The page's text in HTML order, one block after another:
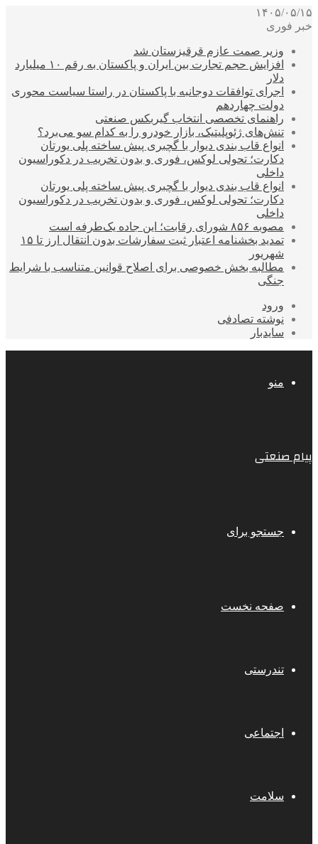
۱۴۰۵/۰۵/۱۵
خبر فوری
وزیر صمت عازم قرقیزستان شد
افزایش حجم تجارت بین ایران و پاکستان به رقم ۱۰ میلیارد
دلار
اجرای توافقات دوجانبه با پاکستان در راستا سیاست محوری
دولت چهاردهم
راهنمای تخصصی انتخاب گیربکس صنعتی
تنش‌های ژئوپلیتیک، بازار خودرو را به کدام سو می‌برد؟
انواع قاب بندی دیوار با گچبری پیش ساخته پلی یورتان
دکارت؛ تحولی لوکس، فوری و بدون تخریب در دکوراسیون
داخلی
انواع قاب بندی دیوار با گچبری پیش ساخته پلی یورتان
دکارت؛ تحولی لوکس، فوری و بدون تخریب در دکوراسیون
داخلی
مصوبه ۸۵۶ شورای رقابت؛ این جاده یک‌طرفه است
تمدید بخشنامه اعتبار ثبت سفارشات بدون انتقال ارز تا ۱۵
شهریور
مطالبه بخش خصوصی برای اصلاح قوانین متناسب با شرایط
جنگی
ورود
نوشته تصادفی
سایدبار
منو
پیام صنعتی
جستجو برای
صفحه نخست
تندرستی
اجتماعی
سلامت